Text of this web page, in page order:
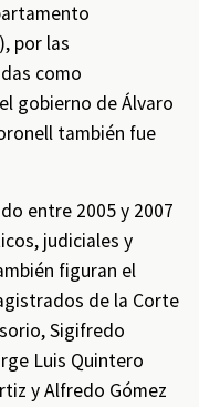
por las
como
gobierno de Álvaro
también fue
entre 2005 y 2007
judiciales y
figuran el
de la Corte
Sigifredo
Luis Quintero
y Alfredo Gómez